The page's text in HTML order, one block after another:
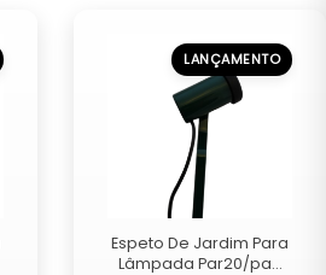
LANÇAMENTO
Espeto De Jardim Para
Lâmpada Par20/pa...